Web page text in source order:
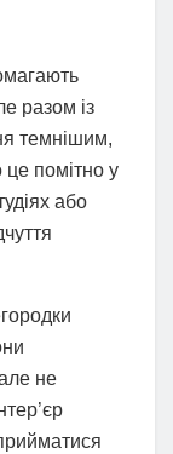
разом із
темнішим,
помітно у
або
не